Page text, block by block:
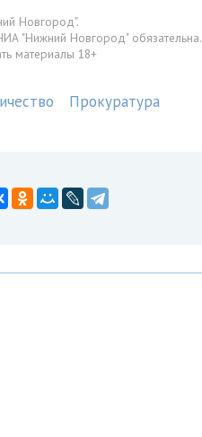
Новгород".
"Нижний Новгород" обязательна.
материалы 18+
Прокуратура